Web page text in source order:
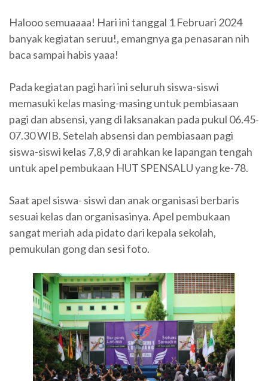
Halooo semuaaaa! Hari ini tanggal 1 Februari 2024
banyak kegiatan seruu!, emangnya ga penasaran nih
baca sampai habis yaaa!
Pada kegiatan pagi hari ini seluruh siswa-siswi
memasuki kelas masing-masing untuk pembiasaan
pagi dan absensi, yang di laksanakan pada pukul 06.45-
07.30 WIB. Setelah absensi dan pembiasaan pagi
siswa-siswi kelas 7,8,9 di arahkan ke lapangan tengah
untuk apel pembukaan HUT SPENSALU yang ke-78.
Saat apel siswa- siswi dan anak organisasi berbaris
sesuai kelas dan organisasinya. Apel pembukaan
sangat meriah ada pidato dari kepala sekolah,
pemukulan gong dan sesi foto.